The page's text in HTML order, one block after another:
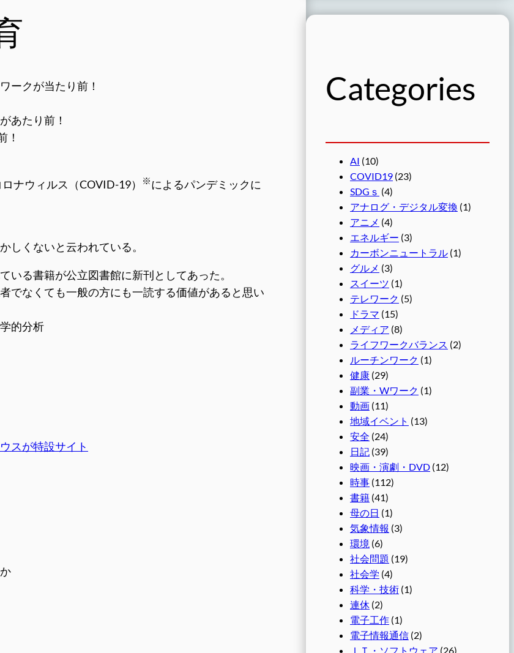
ークが当たり前！
あたり前！
！
ナウィルス（COVID-19） ※によるパンデミックに
しくないと云われている。
いる書籍が公立図書館に新刊としてあった。
でなくても一般の方にも一読する価値があると思い
的分析
スが特設サイト
Categories
AI (10)
COVID19 (23)
SDGｓ (4)
アナログ・デジタル変換 (1)
アニメ (4)
エネルギー (3)
カーボンニュートラル (1)
グルメ (3)
スイーツ (1)
テレワーク (5)
ドラマ (15)
メディア (8)
ライフワークバランス (2)
ルーチンワーク (1)
健康 (29)
副業・Wワーク (1)
動画 (11)
地域イベント (13)
安全 (24)
日記 (39)
映画・演劇・DVD (12)
時事 (112)
書籍 (41)
母の日 (1)
気象情報 (3)
環境 (6)
社会問題 (19)
社会学 (4)
科学・技術 (1)
連休 (2)
電子工作 (1)
電子情報通信 (2)
ＩＴ・ソフトウェア (26)